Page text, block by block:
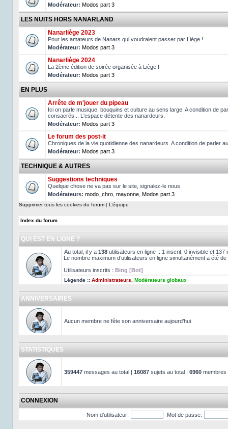
Modérateur: Modos part 3
LES NUITS HORS NANARLAND
Nanarliège 2023
Pour les amateurs de Nanars qui voudraient passer par Liège !
Modérateur: Modos part 3
Nanarliège 2024
La 2ème édition de soirée organisée à Liège !
Modérateur: Modos part 3
EN PLUS
Arrête de m'jouer du pipeau
Ici on parle musique, bouquins et culture au sens large. A condition de
consacrés... L'espace détente des nanardeurs.
Modérateur: Modos part 3
Le forum des post-it
Chroniques de la vie quotidienne des nanardeurs. A condition de parler
Modérateur: Modos part 3
TECHNIQUE & AUTRES
Suggestions techniques
Quelque chose ne va pas sur le site, signalez-le nous
Modérateurs: modo_chro mayonne Modos part 3
Supprimer tous les cookies du forum | L’équipe
Index du forum
QUI EST EN LIGNE ?
Au total, il y a 138 utilisateurs en ligne :: 1 inscrit, 0 invisible et
Le nombre maximum d’utilisateurs en ligne simultanément a été de
Utilisateurs inscrits : Bing [Bot]
Légende :: Administrateurs Modérateurs globaux
ANNIVERSAIRES
Aucun membre ne fête son anniversaire aujourd’hui
STATISTIQUES
359447 messages au total | 16087 sujets au total | 6960 membres
CONNEXION
Nom d’utilisateur: Mot de passe: